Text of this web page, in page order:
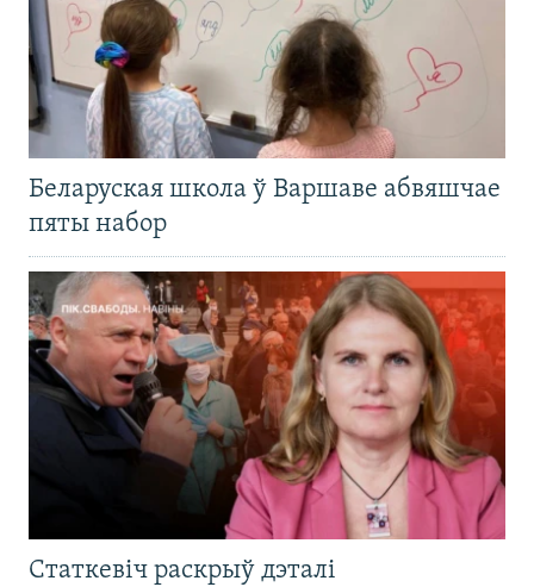
Беларуская школа ў Варшаве абвяшчае
пяты набор
Статкевіч раскрыў дэталі